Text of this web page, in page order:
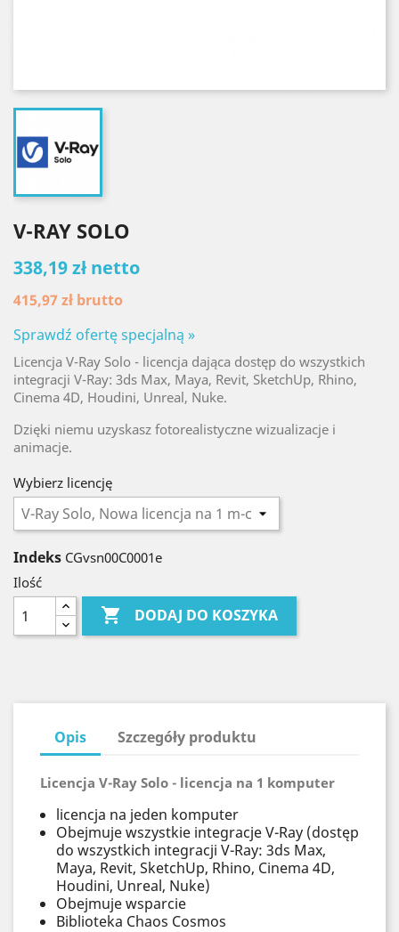
V-RAY SOLO
338,19 zł netto
415,97 zł brutto
Sprawdź ofertę specjalną »
Licencja V-Ray Solo - licencja dająca dostęp do wszystkich
integracji V-Ray: 3ds Max, Maya, Revit, SketchUp, Rhino,
Cinema 4D, Houdini, Unreal, Nuke.
Dzięki niemu uzyskasz fotorealistyczne wizualizacje i
animacje.
Wybierz licencję
Indeks CGvsn00C0001e
Ilość
 DODAJ DO KOSZYKA
Opis Szczegóły produktu
Licencja V-Ray Solo - licencja na 1 komputer
licencja na jeden komputer
Obejmuje wszystkie integracje V-Ray (dostęp
do wszystkich integracji V-Ray: 3ds Max,
Maya, Revit, SketchUp, Rhino, Cinema 4D,
Houdini, Unreal, Nuke)
Obejmuje wsparcie
Biblioteka Chaos Cosmos